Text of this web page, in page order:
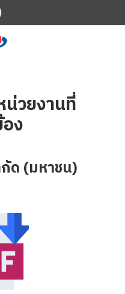
วยงานที่
ง
ด (มหาชน)